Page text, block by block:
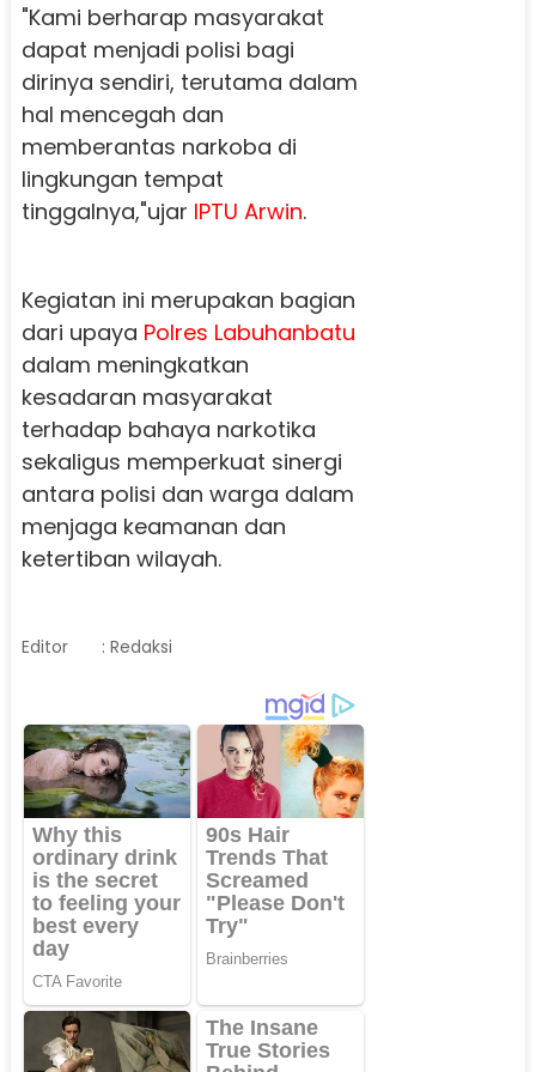
"Kami berharap masyarakat
dapat menjadi polisi bagi
dirinya sendiri, terutama dalam
hal mencegah dan
memberantas narkoba di
lingkungan tempat
tinggalnya,"ujar IPTU Arwin.
Kegiatan ini merupakan bagian
dari upaya Polres Labuhanbatu
dalam meningkatkan
kesadaran masyarakat
terhadap bahaya narkotika
sekaligus memperkuat sinergi
antara polisi dan warga dalam
menjaga keamanan dan
ketertiban wilayah.
Editor : Redaksi